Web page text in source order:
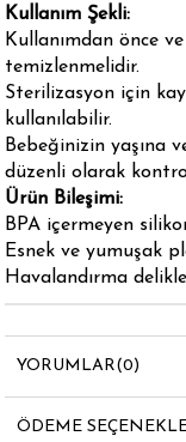
Kullanım Şekli:
Kullanımdan önce
temizlenmelidir.
Sterilizasyon için
kullanılabilir.
Bebeğinizin yaşına
düzenli olarak
Ürün Bileşimi:
BPA içermeyen
Esnek ve yumuşak
Havalandırma
YORUMLAR(0)
ÖDEME